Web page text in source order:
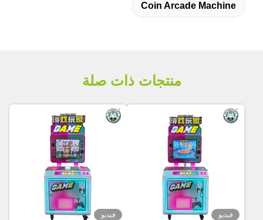
Coin Arcade Machine
منتجات ذات صلة
فيديو فيديو